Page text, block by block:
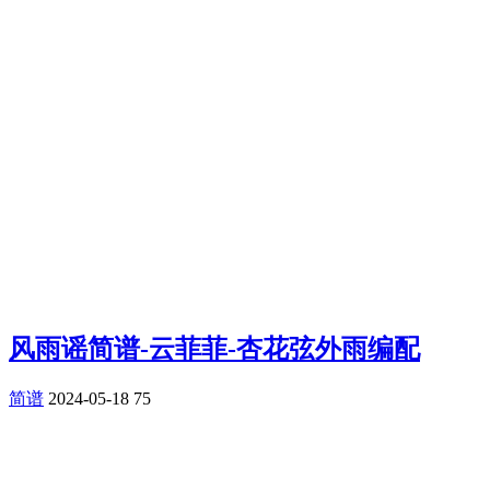
风雨谣简谱-云菲菲-杏花弦外雨编配
简谱 2024-05-18 75